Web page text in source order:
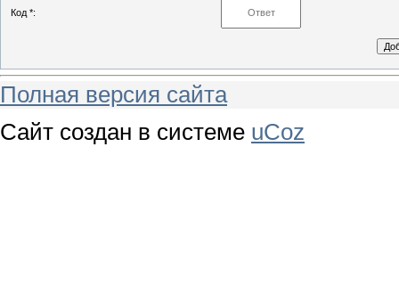
Код *:
Полная версия сайта
Сайт создан в системе uCoz